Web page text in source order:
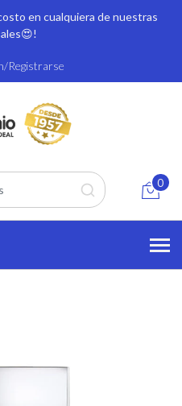
en cualquiera de nuestras
😍!
Registrarse
0